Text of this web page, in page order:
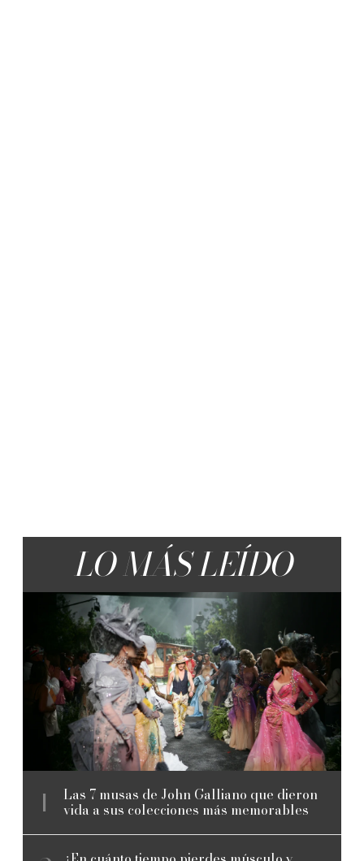
LO MÁS LEÍDO
Las 7 musas de John Galliano que dieron
vida a sus colecciones más memorables